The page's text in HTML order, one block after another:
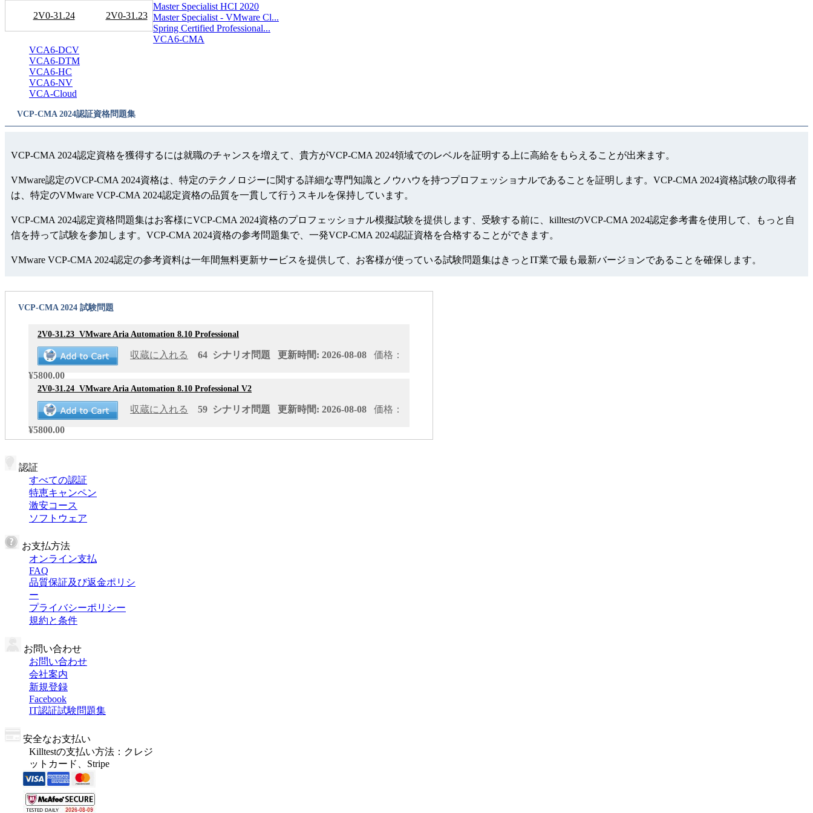
2V0-31.24 2V0-31.23
Master Specialist HCI 2020
Master Specialist - VMware Cl...
Spring Certified Professional...
VCA6-CMA
VCA6-DCV
VCA6-DTM
VCA6-HC
VCA6-NV
VCA-Cloud
VCP-CMA 2024認証資格問題集
VCP-CMA 2024認定資格を獲得するには就職のチャンスを増えて、貴方がVCP-CMA 2024領域でのレベルを証明する上に高給をもらえることが出来ます。
VMware認定のVCP-CMA 2024資格は、特定のテクノロジーに関する詳細な専門知識とノウハウを持つプロフェッショナルであることを証明します。VCP-CMA 2024資格試験の取得者
は、特定のVMware VCP-CMA 2024認定資格の品質を一貫して行うスキルを保持しています。
VCP-CMA 2024認定資格問題集はお客様にVCP-CMA 2024資格のプロフェッショナル模擬試験を提供します、受験する前に、killtestのVCP-CMA 2024認定参考書を使用して、もっと自
信を持って試験を参加します。VCP-CMA 2024資格の参考問題集で、一発VCP-CMA 2024認証資格を合格することができます。
VMware VCP-CMA 2024認定の参考資料は一年間無料更新サービスを提供して、お客様が使っている試験問題集はきっとIT業で最も最新バージョンであることを確保します。
VCP-CMA 2024 試験問題
2V0-31.23 VMware Aria Automation 8.10 Professional
収蔵に入れる 64 シナリオ問題 更新時間: 2026-08-08
価格：
¥5800.00
2V0-31.24 VMware Aria Automation 8.10 Professional V2
収蔵に入れる 59 シナリオ問題 更新時間: 2026-08-08
価格：
¥5800.00
認証
すべての認証
特恵キャンペン
激安コース
ソフトウェア
お支払方法
オンライン支払
FAQ
品質保証及び返金ポリシ
ー
プライバシーポリシー
規約と条件
お問い合わせ
お問い合わせ
会社案内
新規登録
Facebook
IT認証試験問題集
安全なお支払い
Killtestの支払い方法：クレジ
ットカード、Stripe